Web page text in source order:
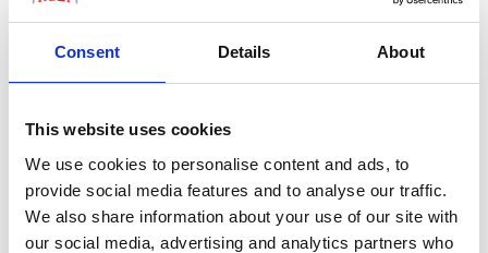
Consent Details About
This website uses cookies
We use cookies to personalise content and ads, to
provide social media features and to analyse our traffic.
We also share information about your use of our site with
our social media, advertising and analytics partners who